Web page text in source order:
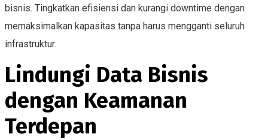
bisnis. Tingkatkan efisiensi dan kurangi downtime dengan
memaksimalkan kapasitas tanpa harus mengganti seluruh
infrastruktur.
Lindungi Data Bisnis
dengan Keamanan
Terdepan